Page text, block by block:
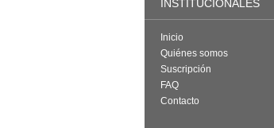
INSTITUCIONALES
Inicio
Quiénes somos
Suscripción
FAQ
Contacto